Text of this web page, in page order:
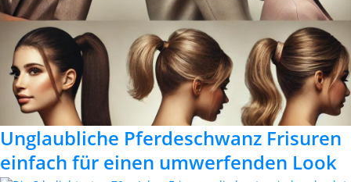
Unglaubliche Pferdeschwanz Frisuren
einfach für einen umwerfenden Look